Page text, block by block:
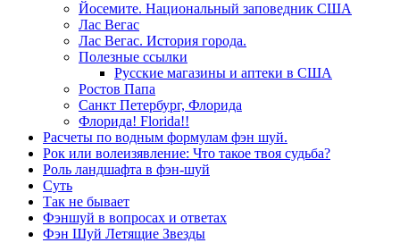
Йосемите. Национальный заповедник США
Лас Вегас
Лас Вегас. История города.
Полезные ссылки
Русские магазины и аптеки в США
Ростов Папа
Санкт Петербург, Флорида
Флорида! Florida!!
Расчеты по водным формулам фэн шуй.
Рок или волеизявление: Что такое твоя судьба?
Роль ландшафта в фэн-шуй
Суть
Так не бывает
Фэншуй в вопросах и ответах
Фэн Шуй Летящие Звезды